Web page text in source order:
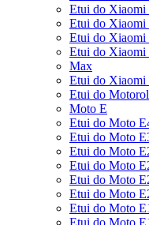
Etui do Xiaomi
Etui do Xiaomi
Etui do Xiaomi
Etui do Xiaomi
Max
Etui do
Etui do
Moto E
Etui do Moto
Etui do Moto
Etui do Moto
Etui do Moto
Etui do Moto
Etui do Moto
Etui do Moto
Etui do Moto